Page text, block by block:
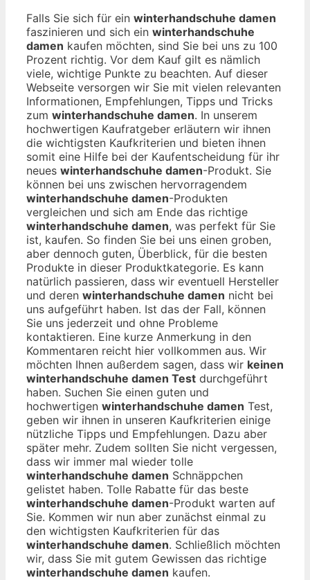
Falls Sie sich für ein winterhandschuhe damen
faszinieren und sich ein winterhandschuhe
damen kaufen möchten, sind Sie bei uns zu 100
Prozent richtig. Vor dem Kauf gilt es nämlich
viele, wichtige Punkte zu beachten. Auf dieser
Webseite versorgen wir Sie mit vielen relevanten
Informationen, Empfehlungen, Tipps und Tricks
zum winterhandschuhe damen. In unserem
hochwertigen Kaufratgeber erläutern wir ihnen
die wichtigsten Kaufkriterien und bieten ihnen
somit eine Hilfe bei der Kaufentscheidung für ihr
neues winterhandschuhe damen-Produkt. Sie
können bei uns zwischen hervorragendem
winterhandschuhe damen-Produkten
vergleichen und sich am Ende das richtige
winterhandschuhe damen, was perfekt für Sie
ist, kaufen. So finden Sie bei uns einen groben,
aber dennoch guten, Überblick, für die besten
Produkte in dieser Produktkategorie. Es kann
natürlich passieren, dass wir eventuell Hersteller
und deren winterhandschuhe damen nicht bei
uns aufgeführt haben. Ist das der Fall, können
Sie uns jederzeit und ohne Probleme
kontaktieren. Eine kurze Anmerkung in den
Kommentaren reicht hier vollkommen aus. Wir
möchten Ihnen außerdem sagen, dass wir keinen
winterhandschuhe damen Test durchgeführt
haben. Suchen Sie einen guten und
hochwertigen winterhandschuhe damen Test,
geben wir ihnen in unseren Kaufkriterien einige
nützliche Tipps und Empfehlungen. Dazu aber
später mehr. Zudem sollten Sie nicht vergessen,
dass wir immer mal wieder tolle
winterhandschuhe damen Schnäppchen
gelistet haben. Tolle Rabatte für das beste
winterhandschuhe damen-Produkt warten auf
Sie. Kommen wir nun aber zunächst einmal zu
den wichtigsten Kaufkriterien für das
winterhandschuhe damen. Schließlich möchten
wir, dass Sie mit gutem Gewissen das richtige
winterhandschuhe damen kaufen.